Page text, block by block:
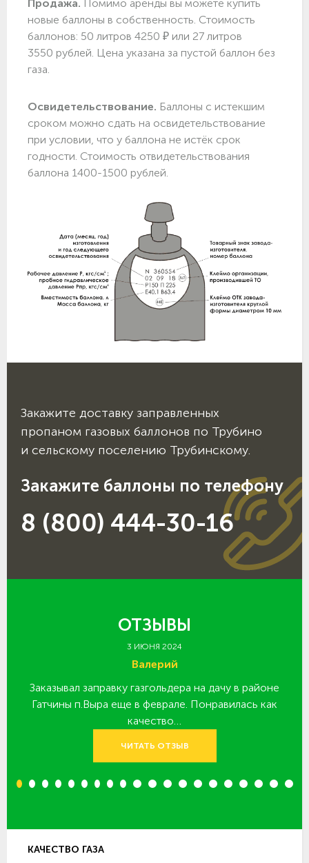
Продажа. Помимо аренды вы можете купить
новые баллоны в собственность. Стоимость
баллонов: 50 литров 4250 ₽ или 27 литров
3550 рублей. Цена указана за пустой баллон без
газа.
Освидетельствование. Баллоны с истекшим
сроком можно сдать на освидетельствование
при условии, что у баллона не истёк срок
годности. Стоимость отвидетельствования
баллона 1400-1500 рублей.
Закажите доставку заправленных
пропаном газовых баллонов по Трубино
и сельскому поселению Трубинскому.
Закажите баллоны по телефону
8 (800) 444-30-16
ОТЗЫВЫ
3 ИЮНЯ 2024
Валерий
Заказывал заправку газгольдера на дачу в районе
Гатчины п.Выра еще в феврале. Понравилась как
качество…
ЧИТАТЬ ОТЗЫВ
1 2 3 4 5 6 7 8 9 10 11 12 13 14 15 16 17 18 19 20
КАЧЕСТВО ГАЗА